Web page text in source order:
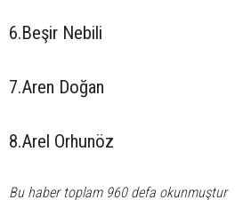
6.Beşir Nebili
7.Aren Doğan
8.Arel Orhunöz
Bu haber toplam 960 defa okunmuştur